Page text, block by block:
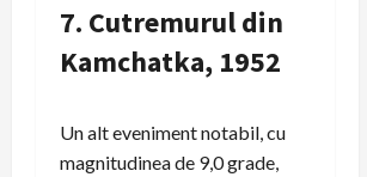
7. Cutremurul din
Kamchatka, 1952
Un alt eveniment notabil, cu
magnitudinea de 9,0 grade,